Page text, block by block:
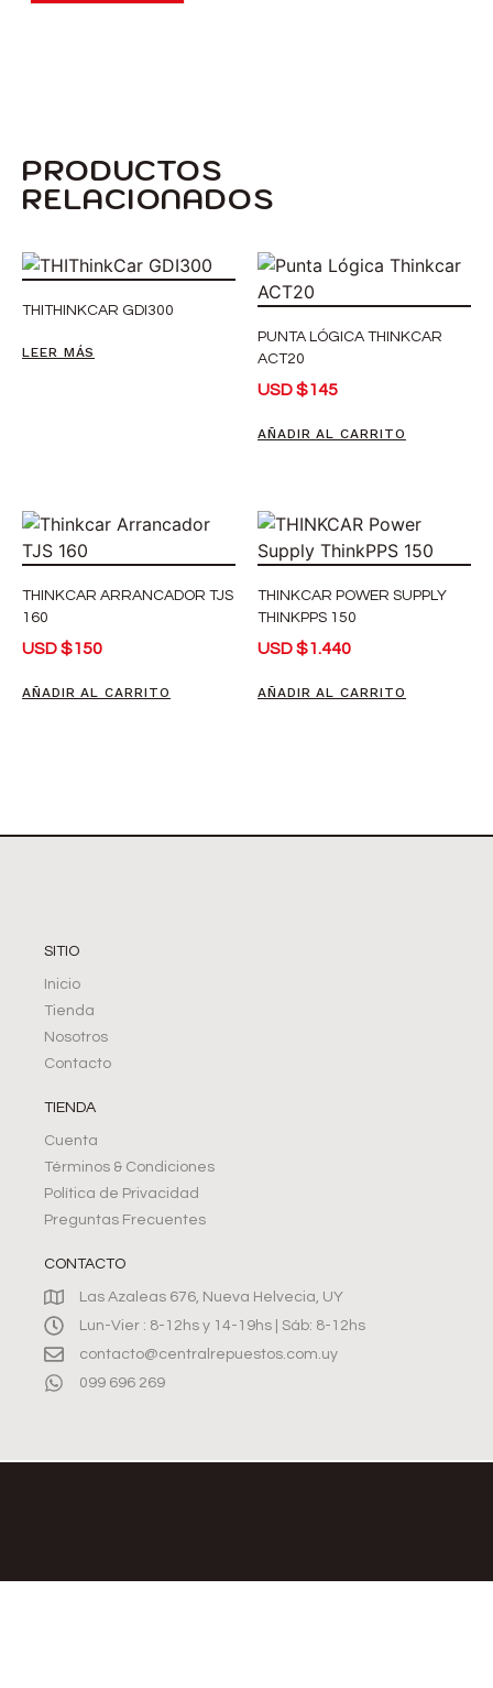
PRODUCTOS
RELACIONADOS
THITHINKCAR GDI300
LEER MÁS
PUNTA LÓGICA THINKCAR
ACT20
USD$145
AÑADIR AL CARRITO
THINKCAR ARRANCADOR TJS
160
USD$150
AÑADIR AL CARRITO
THINKCAR POWER SUPPLY
THINKPPS 150
USD$1.440
AÑADIR AL CARRITO
SITIO
Inicio
Tienda
Nosotros
Contacto
TIENDA
Cuenta
Términos & Condiciones
Política de Privacidad
Preguntas Frecuentes
CONTACTO
Las Azaleas 676, Nueva Helvecia, UY
Lun-Vier : 8-12hs y 14-19hs | Sáb: 8-12hs
contacto@centralrepuestos.com.uy
099 696 269